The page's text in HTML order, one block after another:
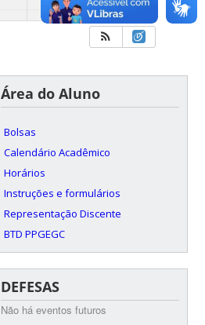
Área do Aluno
Bolsas
Calendário Acadêmico
Horários
Instruções e formulários
Representação Discente
BTD PPGEGC
DEFESAS
Não há eventos futuros